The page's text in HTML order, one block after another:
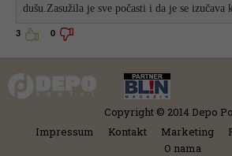
dušu.Zasužila je sve počasti i da je se
3 0
Copyright © 2014 Depo
Impressum
Kontakt Marketing
O nama